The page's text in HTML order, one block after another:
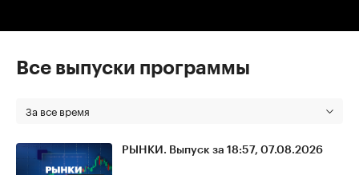
Все выпуски программы
За все время
РЫНКИ. Выпуск за 18:57, 07.08.2026